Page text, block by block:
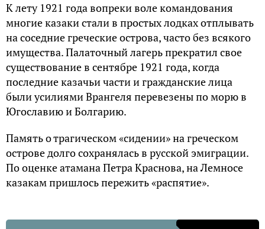
К лету 1921 года вопреки воле командования
многие казаки стали в простых лодках отплывать
на соседние греческие острова, часто без всякого
имущества. Палаточный лагерь прекратил свое
существование в сентябре 1921 года, когда
последние казачьи части и гражданские лица
были усилиями Врангеля перевезены по морю в
Югославию и Болгарию.
Память о трагическом «сидении» на греческом
острове долго сохранялась в русской эмиграции.
По оценке атамана Петра Краснова, на Лемносе
казакам пришлось пережить «распятие».